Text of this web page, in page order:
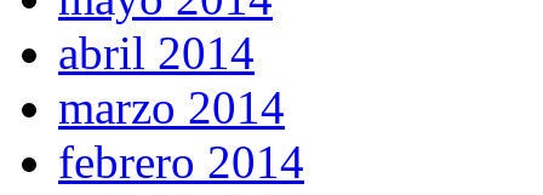
abril 2014
marzo 2014
febrero 2014